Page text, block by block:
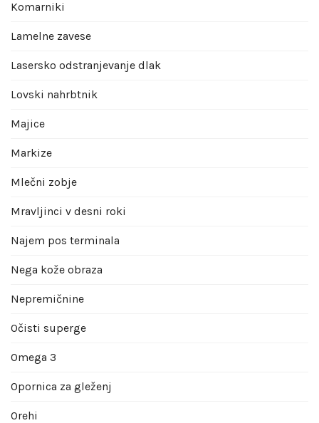
Komarniki
Lamelne zavese
Lasersko odstranjevanje dlak
Lovski nahrbtnik
Majice
Markize
Mlečni zobje
Mravljinci v desni roki
Najem pos terminala
Nega kože obraza
Nepremičnine
Očisti superge
Omega 3
Opornica za gleženj
Orehi